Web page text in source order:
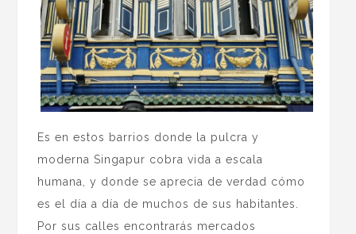
Es en estos barrios donde la pulcra y
moderna Singapur cobra vida a escala
humana, y donde se aprecia de verdad cómo
es el día a día de muchos de sus habitantes.
Por sus calles encontrarás mercados